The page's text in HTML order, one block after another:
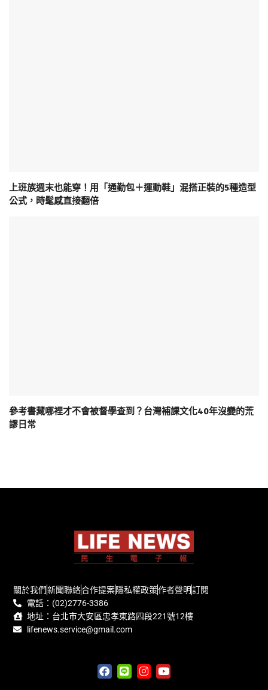
上班族週末也能穿！用「通勤包＋運動鞋」混搭正裝的5種造型
公式，時髦感直接翻倍
參考書藏哪裡才不會被督學查到？台灣補課文化40年沒變的荒
謬日常
關於我們新聞聯絡合作提案隱私權政策作者聲明訂閱
電話：(02)2776-3386
地址：台北市大安區忠孝東路四段221號12樓
lifenews.service@gmail.com